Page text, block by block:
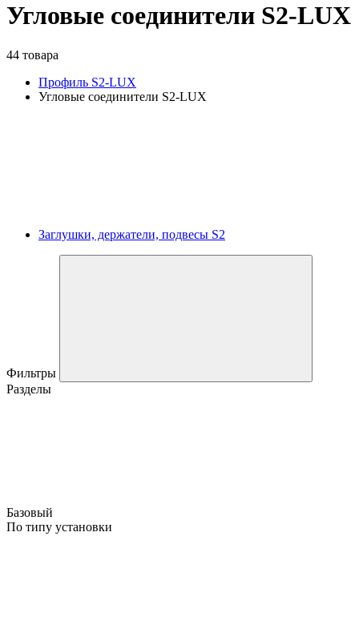
Угловые соединители S2-LUX
44 товара
Профиль S2-LUX
Угловые соединители S2-LUX
Заглушки, держатели, подвесы S2
Фильтры
Разделы
Базовый
По типу установки